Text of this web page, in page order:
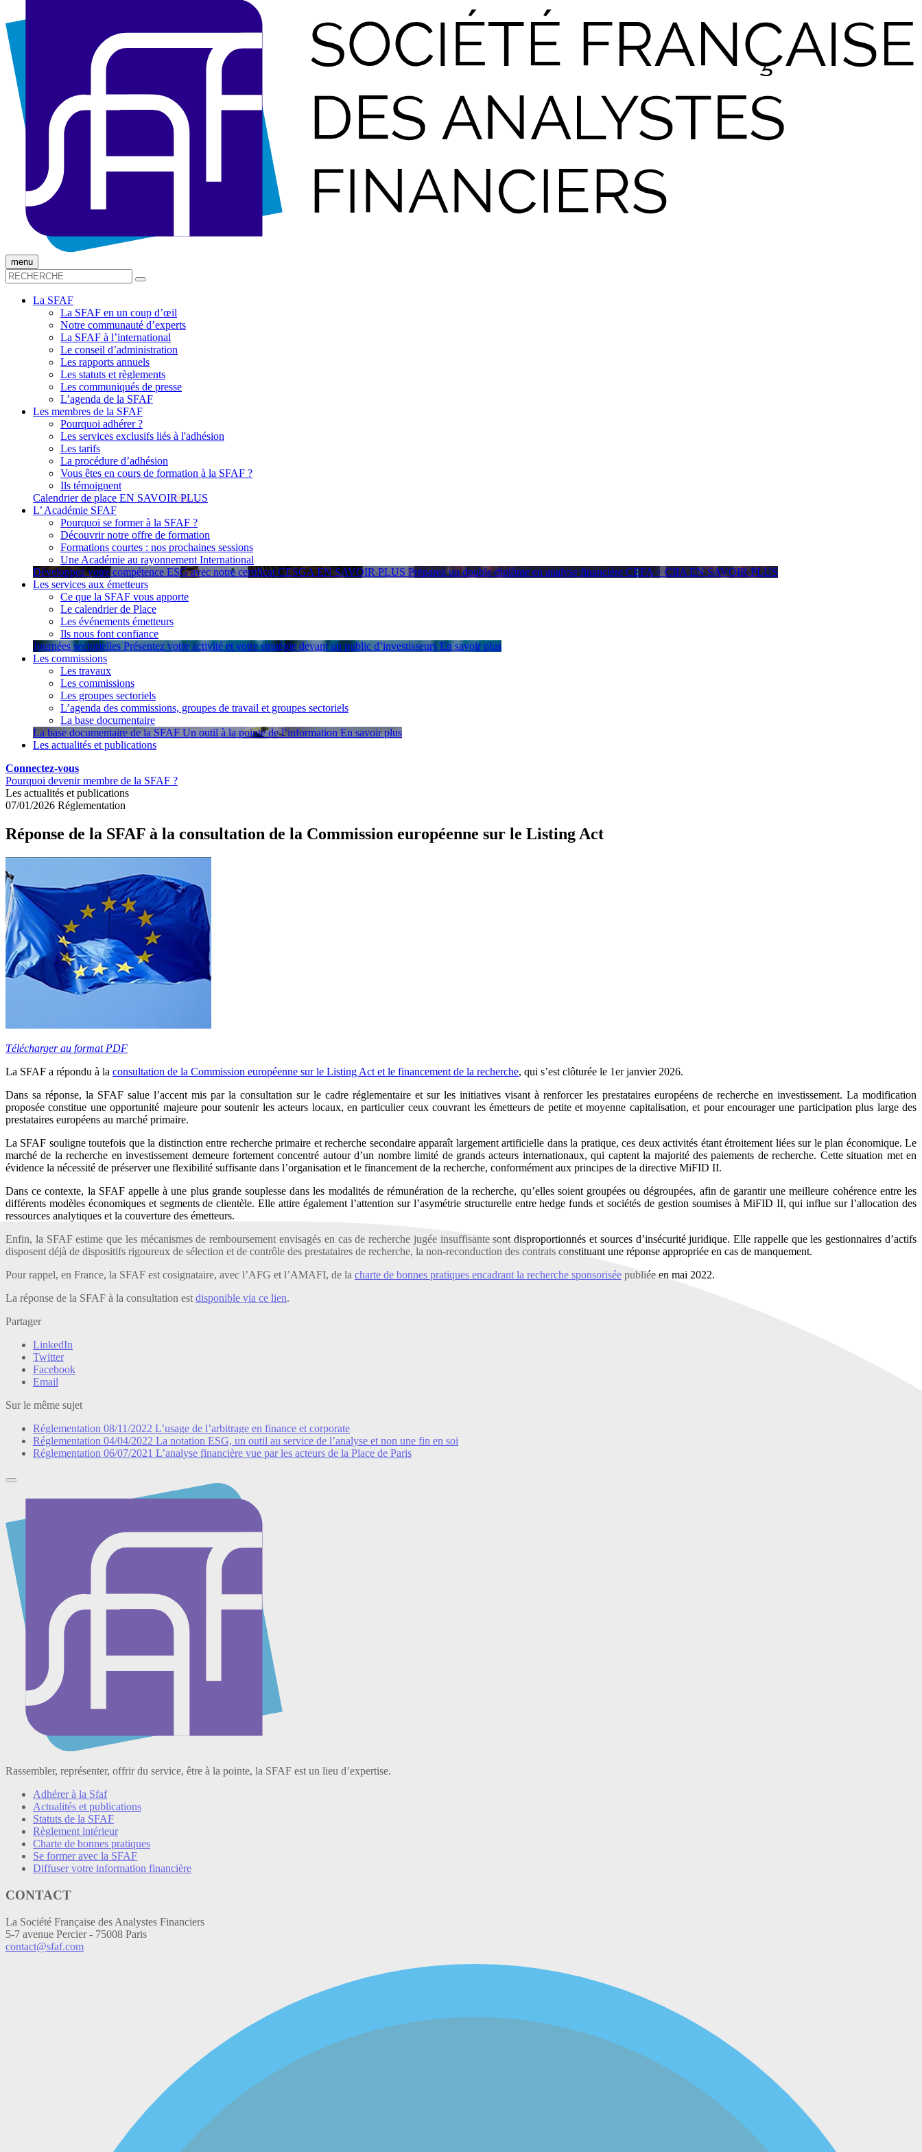
menu
La SFAF
La SFAF en un coup d’œil
Notre communauté d’experts
La SFAF à l’international
Le conseil d’administration
Les rapports annuels
Les statuts et règlements
Les communiqués de presse
L’agenda de la SFAF
Les membres de la SFAF
Pourquoi adhérer ?
Les services exclusifs liés à l'adhésion
Les tarifs
La procédure d’adhésion
Vous êtes en cours de formation à la SFAF ?
Ils témoignent
Calendrier de place EN SAVOIR PLUS
L’ Académie SFAF
Pourquoi se former à la SFAF ?
Découvrir notre offre de formation
Formations courtes : nos prochaines sessions
Une Académie au rayonnement International
Développez votre compétence ESG avec notre certificat CESGA EN SAVOIR PLUS Préparez un double diplôme en analyse financière CEFA + CIIA EN SAVOIR PLUS
Les services aux émetteurs
Ce que la SFAF vous apporte
Le calendrier de Place
Les événements émetteurs
Ils nous font confiance
Journées sectorielles Présentez votre activité et votre stratégie devant un public d’investisseurs En savoir plus
Les commissions
Les travaux
Les commissions
Les groupes sectoriels
L’agenda des commissions, groupes de travail et groupes sectoriels
La base documentaire
La base documentaire de la SFAF Un outil à la pointe de l’information En savoir plus
Les actualités et publications
Connectez-vous
Pourquoi devenir membre de la SFAF ?
Les actualités et publications
07/01/2026 Réglementation
Réponse de la SFAF à la consultation de la Commission européenne sur le Listing Act
Télécharger au format PDF
La SFAF a répondu à la consultation de la Commission européenne sur le Listing Act et le financement de la recherche, qui s’est clôturée le 1er janvier 2026.
Dans sa réponse, la SFAF salue l’accent mis par la consultation sur le cadre réglementaire et sur les initiatives visant à renforcer les prestataires européens de recherche en investissement. La modification
proposée constitue une opportunité majeure pour soutenir les acteurs locaux, en particulier ceux couvrant les émetteurs de petite et moyenne capitalisation, et pour encourager une participation plus large des
prestataires européens au marché primaire.
La SFAF souligne toutefois que la distinction entre recherche primaire et recherche secondaire apparaît largement artificielle dans la pratique, ces deux activités étant étroitement liées sur le plan économique. Le
marché de la recherche en investissement demeure fortement concentré autour d’un nombre limité de grands acteurs internationaux, qui captent la majorité des paiements de recherche. Cette situation met en
évidence la nécessité de préserver une flexibilité suffisante dans l’organisation et le financement de la recherche, conformément aux principes de la directive MiFID II.
Dans ce contexte, la SFAF appelle à une plus grande souplesse dans les modalités de rémunération de la recherche, qu’elles soient groupées ou dégroupées, afin de garantir une meilleure cohérence entre les
différents modèles économiques et segments de clientèle. Elle attire également l’attention sur l’asymétrie structurelle entre hedge funds et sociétés de gestion soumises à MiFID II, qui influe sur l’allocation des
ressources analytiques et la couverture des émetteurs.
Enfin, la SFAF estime que les mécanismes de remboursement envisagés en cas de recherche jugée insuffisante sont disproportionnés et sources d’insécurité juridique. Elle rappelle que les gestionnaires d’actifs
disposent déjà de dispositifs rigoureux de sélection et de contrôle des prestataires de recherche, la non-reconduction des contrats constituant une réponse appropriée en cas de manquement.
Pour rappel, en France, la SFAF est cosignataire, avec l’AFG et l’AMAFI, de la charte de bonnes pratiques encadrant la recherche sponsorisée publiée en mai 2022.
La réponse de la SFAF à la consultation est disponible via ce lien.
Partager
LinkedIn
Twitter
Facebook
Email
Sur le même sujet
Réglementation 08/11/2022 L’usage de l’arbitrage en finance et corporate
Réglementation 04/04/2022 La notation ESG, un outil au service de l’analyse et non une fin en soi
Réglementation 06/07/2021 L’analyse financière vue par les acteurs de la Place de Paris
Rassembler, représenter, offrir du service, être à la pointe, la SFAF est un lieu d’expertise.
Adhérer à la Sfaf
Actualités et publications
Statuts de la SFAF
Règlement intérieur
Charte de bonnes pratiques
Se former avec la SFAF
Diffuser votre information financière
CONTACT
La Société Française des Analystes Financiers
5-7 avenue Percier - 75008 Paris
contact@sfaf.com